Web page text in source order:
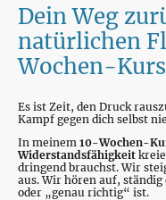
Dein Weg
natürlichen
Wochen-Kurs
Es ist Zeit, den Druck
Kampf gegen dich selbst
In meinem 10-Wochen-
Widerstandsfähigkeit
dringend brauchst. Wir
aus. Wir hören auf,
oder „genau richtig“ ist.